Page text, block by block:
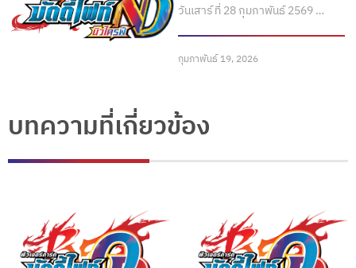
วันเสาร์ ที่ 28 กุมภาพันธ์ 2569 …
กุมภาพันธ์ 19, 2026
บทความที่เกี่ยวข้อง